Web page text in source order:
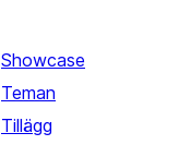
Showcase
Teman
Tillägg